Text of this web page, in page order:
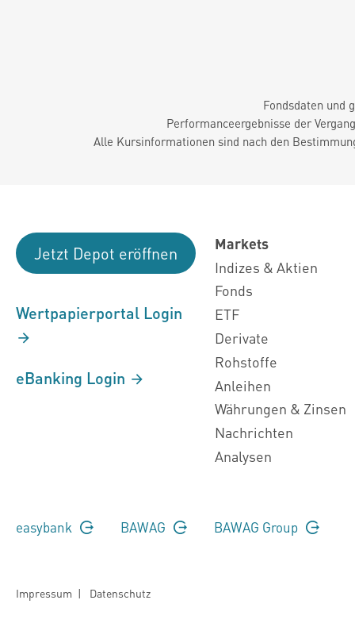
Fondsdaten und
Performanceergebnisse der
Alle Kursinformationen sind nach den
Jetzt Depot eröffnen
Wertpapierportal Login
eBanking Login
Markets
Indizes & Aktien
Fonds
ETF
Derivate
Rohstoffe
Anleihen
Währungen & Zinsen
Nachrichten
Analysen
easybank BAWAG BAWAG Group
Impressum | Datenschutz